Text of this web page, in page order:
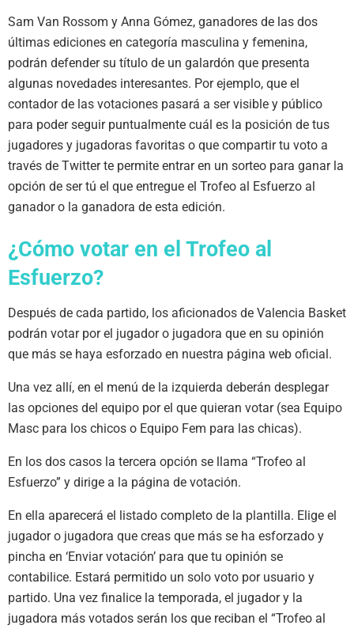
Sam Van Rossom y Anna Gómez, ganadores de las dos
últimas ediciones en categoría masculina y femenina,
podrán defender su título de un galardón que presenta
algunas novedades interesantes. Por ejemplo, que el
contador de las votaciones pasará a ser visible y público
para poder seguir puntualmente cuál es la posición de tus
jugadores y jugadoras favoritas o que compartir tu voto a
través de Twitter te permite entrar en un sorteo para ganar la
opción de ser tú el que entregue el Trofeo al Esfuerzo al
ganador o la ganadora de esta edición.
¿Cómo votar en el Trofeo al
Esfuerzo?
Después de cada partido, los aficionados de Valencia Basket
podrán votar por el jugador o jugadora que en su opinión
que más se haya esforzado en nuestra página web oficial.
Una vez allí, en el menú de la izquierda deberán desplegar
las opciones del equipo por el que quieran votar (sea Equipo
Masc para los chicos o Equipo Fem para las chicas).
En los dos casos la tercera opción se llama “Trofeo al
Esfuerzo” y dirige a la página de votación.
En ella aparecerá el listado completo de la plantilla. Elige el
jugador o jugadora que creas que más se ha esforzado y
pincha en ‘Enviar votación’ para que tu opinión se
contabilice. Estará permitido un solo voto por usuario y
partido. Una vez finalice la temporada, el jugador y la
jugadora más votados serán los que reciban el “Trofeo al